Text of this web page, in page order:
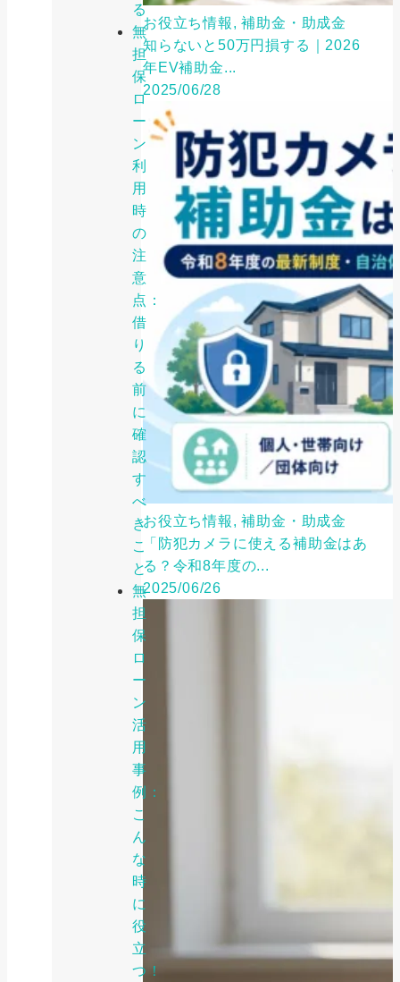
る
無
担
保
ロ
ー
ン
利
用
時
の
注
意
点：
借
り
る
前
に
確
認
す
べ
き
こ
と
無
担
保
ロ
ー
ン
活
用
事
例：
こ
ん
な
時
に
役
立
つ！
お役立ち情報, 補助金・助成金
知らないと50万円損する｜2026
年EV補助金...
2025/06/28
お役立ち情報, 補助金・助成金
「防犯カメラに使える補助金はあ
る？令和8年度の...
2025/06/26